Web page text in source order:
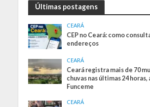
Últimas postagens
CEARÁ
CEP no Ceará: como
endereços
CEARÁ
Ceará registra mais de 70
chuvas nas últimas 24
Funceme
CEARÁ